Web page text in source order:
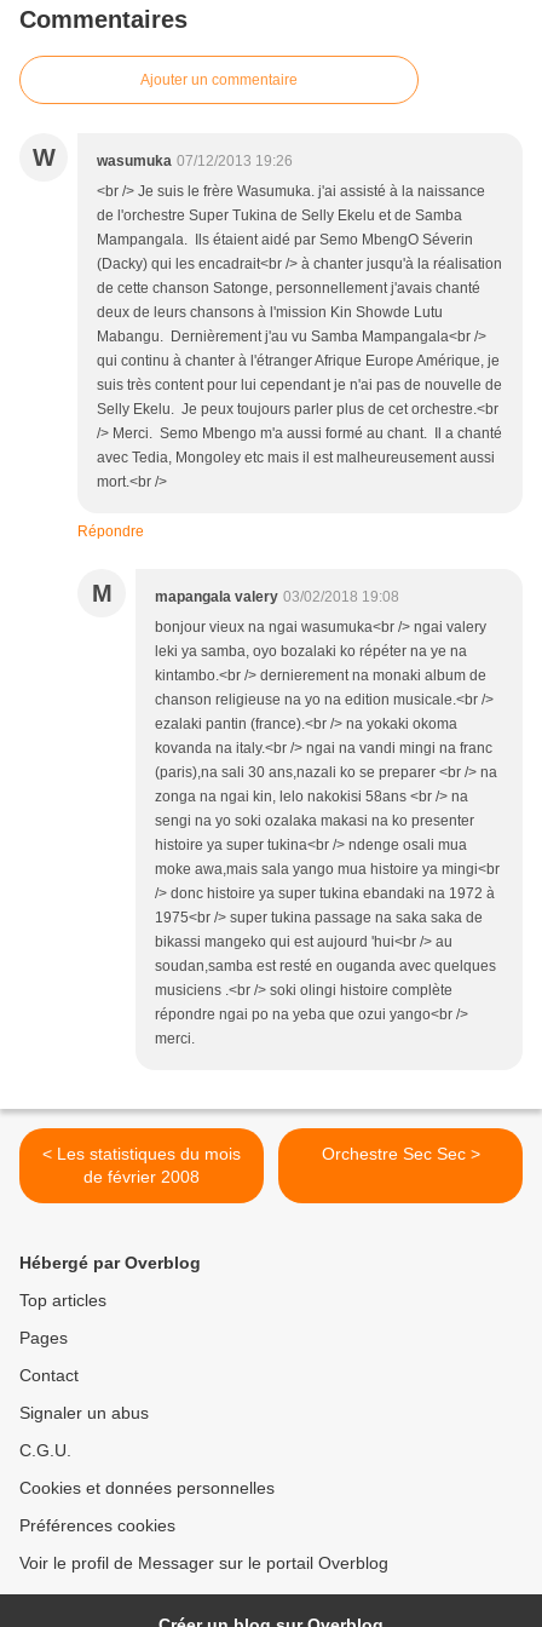
Commentaires
Ajouter un commentaire
W wasumuka 07/12/2013 19:26
<br /> Je suis le frère Wasumuka. j'ai assisté à la naissance
de l'orchestre Super Tukina de Selly Ekelu et de Samba
Mampangala. Ils étaient aidé par Semo MbengO Séverin
(Dacky) qui les encadrait<br /> à chanter jusqu'à la réalisation
de cette chanson Satonge, personnellement j'avais chanté
deux de leurs chansons à l'mission Kin Showde Lutu
Mabangu. Dernièrement j'au vu Samba Mampangala<br />
qui continu à chanter à l'étranger Afrique Europe Amérique, je
suis très content pour lui cependant je n'ai pas de nouvelle de
Selly Ekelu. Je peux toujours parler plus de cet orchestre.<br
/> Merci. Semo Mbengo m'a aussi formé au chant. Il a chanté
avec Tedia, Mongoley etc mais il est malheureusement aussi
mort.<br />
Répondre
M mapangala valery 03/02/2018 19:08
bonjour vieux na ngai wasumuka<br /> ngai valery
leki ya samba, oyo bozalaki ko répéter na ye na
kintambo.<br /> dernierement na monaki album de
chanson religieuse na yo na edition musicale.<br />
ezalaki pantin (france).<br /> na yokaki okoma
kovanda na italy.<br /> ngai na vandi mingi na franc
(paris),na sali 30 ans,nazali ko se preparer <br /> na
zonga na ngai kin, lelo nakokisi 58ans <br /> na
sengi na yo soki ozalaka makasi na ko presenter
histoire ya super tukina<br /> ndenge osali mua
moke awa,mais sala yango mua histoire ya mingi<br
/> donc histoire ya super tukina ebandaki na 1972 à
1975<br /> super tukina passage na saka saka de
bikassi mangeko qui est aujourd 'hui<br /> au
soudan,samba est resté en ouganda avec quelques
musiciens .<br /> soki olingi histoire complète
répondre ngai po na yeba que ozui yango<br />
merci.
< Les statistiques du mois
de février 2008
Orchestre Sec Sec >
Hébergé par Overblog
Top articles
Pages
Contact
Signaler un abus
C.G.U.
Cookies et données personnelles
Préférences cookies
Voir le profil de Messager sur le portail Overblog